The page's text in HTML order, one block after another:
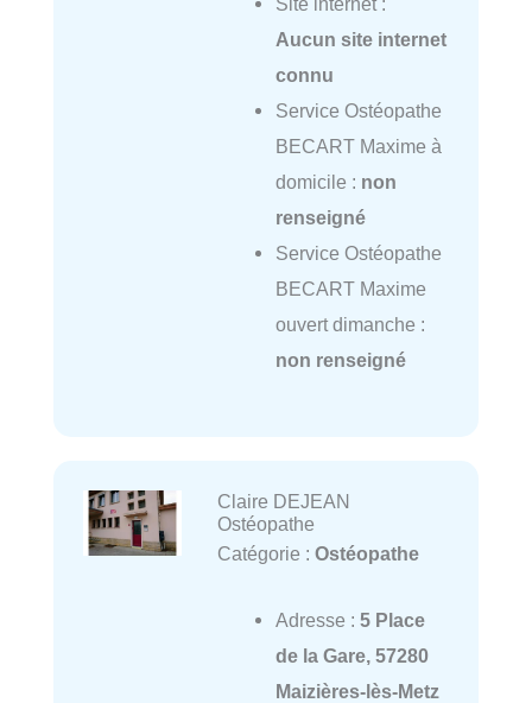
Aucun site internet
connu
Service Ostéopathe
BECART Maxime à
domicile : non
renseigné
Service Ostéopathe
BECART Maxime
ouvert dimanche :
non renseigné
Claire DEJEAN
Ostéopathe
Catégorie : Ostéopathe
Adresse : 5 Place
de la Gare, 57280
Maizières-lès-Metz